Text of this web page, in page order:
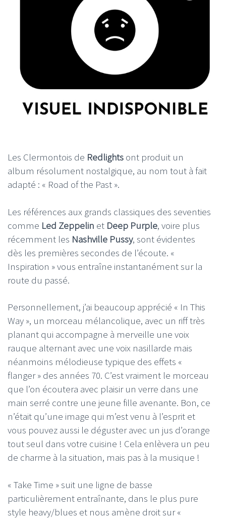
Les Clermontois de Redlights ont produit un
album résolument nostalgique, au nom tout à fait
adapté : « Road of the Past ».
Les références aux grands classiques des seventies
comme Led Zeppelin et Deep Purple, voire plus
récemment les Nashville Pussy, sont évidentes
dès les premières secondes de l’écoute. «
Inspiration » vous entraîne instantanément sur la
route du passé.
Personnellement, j’ai beaucoup apprécié « In This
Way », un morceau mélancolique, avec un riff très
planant qui accompagne à merveille une voix
rauque alternant avec une voix nasillarde mais
néanmoins mélodieuse typique des effets «
flanger » des années 70. C’est vraiment le morceau
que l’on écoutera avec plaisir un verre dans une
main serré contre une jeune fille avenante. Bon, ce
n’était qu’une image qui m’est venu à l’esprit et
vous pouvez aussi le déguster avec un jus d’orange
tout seul dans votre cuisine ! Cela enlèvera un peu
de charme à la situation, mais pas à la musique !
« Take Time » suit une ligne de basse
particulièrement entraînante, dans le plus pure
style heavy/blues et nous amène droit sur «